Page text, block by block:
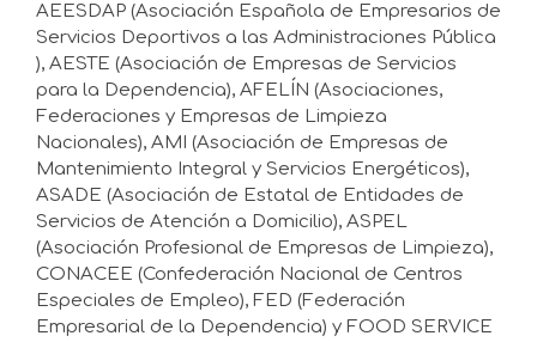
AEESDAP (Asociación Española de Empresarios de
Servicios Deportivos a las Administraciones Pública
), AESTE (Asociación de Empresas de Servicios
para la Dependencia), AFELÍN (Asociaciones,
Federaciones y Empresas de Limpieza
Nacionales), AMI (Asociación de Empresas de
Mantenimiento Integral y Servicios Energéticos),
ASADE (Asociación de Estatal de Entidades de
Servicios de Atención a Domicilio), ASPEL
(Asociación Profesional de Empresas de Limpieza),
CONACEE (Confederación Nacional de Centros
Especiales de Empleo), FED (Federación
Empresarial de la Dependencia) y FOOD SERVICE